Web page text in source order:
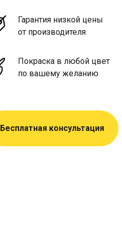
Гарантия низкой цены
от производителя
Покраска в любой цвет
по вашему желанию
Бесплатная консультация